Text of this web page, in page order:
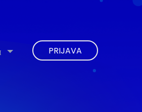
PRIJAVA